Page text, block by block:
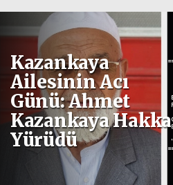
Kazankaya
Ailesinin Acı
Günü: Ahmet
Kazankaya Hakka
Yürüdü